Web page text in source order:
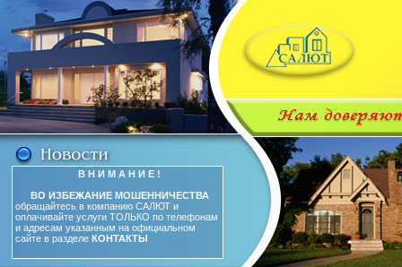
В Н И М А Н И Е !
ВО ИЗБЕЖАНИЕ МОШЕННИЧЕСТВА
обращайтесь в компанию САЛЮТ и
оплачивайте услуги ТОЛЬКО по телефонам
и адресам указанным на официальном
сайте в разделе КОНТАКТЫ